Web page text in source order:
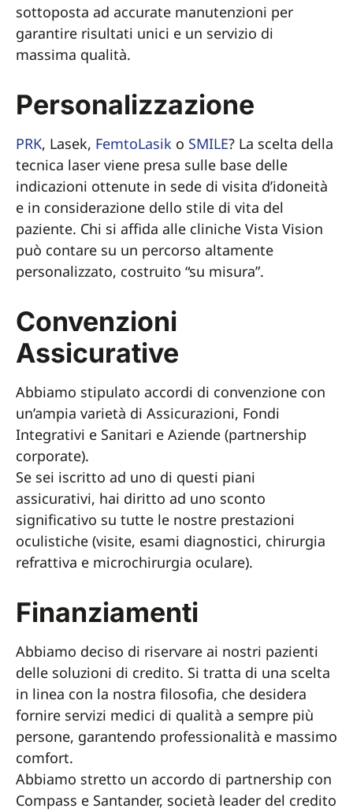
sottoposta ad accurate manutenzioni per
garantire risultati unici e un servizio di
massima qualità.
Personalizzazione
PRK, Lasek, FemtoLasik o SMILE? La scelta della
tecnica laser viene presa sulle base delle
indicazioni ottenute in sede di visita d’idoneità
e in considerazione dello stile di vita del
paziente. Chi si affida alle cliniche Vista Vision
può contare su un percorso altamente
personalizzato, costruito “su misura”.
Convenzioni
Assicurative
Abbiamo stipulato accordi di convenzione con
un’ampia varietà di Assicurazioni, Fondi
Integrativi e Sanitari e Aziende (partnership
corporate).
Se sei iscritto ad uno di questi piani
assicurativi, hai diritto ad uno sconto
significativo su tutte le nostre prestazioni
oculistiche (visite, esami diagnostici, chirurgia
refrattiva e microchirurgia oculare).
Finanziamenti
Abbiamo deciso di riservare ai nostri pazienti
delle soluzioni di credito. Si tratta di una scelta
in linea con la nostra filosofia, che desidera
fornire servizi medici di qualità a sempre più
persone, garantendo professionalità e massimo
comfort.
Abbiamo stretto un accordo di partnership con
Compass e Santander, società leader del credito